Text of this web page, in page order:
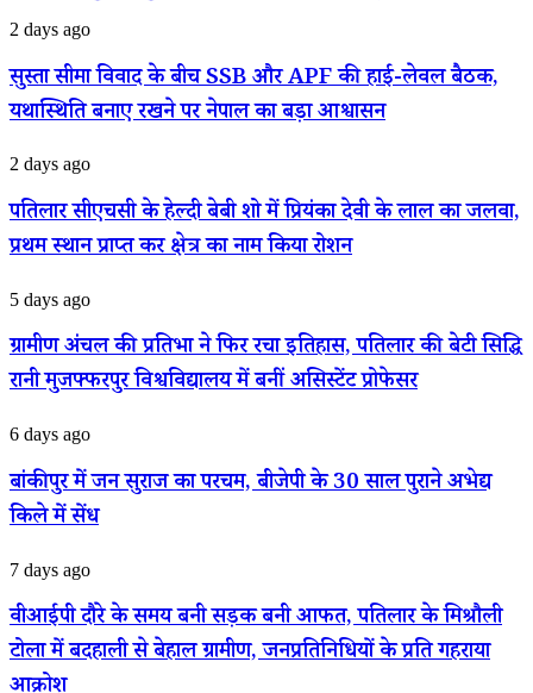
सुस्ता
विवाद
के
बीच
और
APF
की
हाई-
लेवल
बनाए
रखने
पर
नेपाल
का
आश्वासन
2 days ago
सुस्ता सीमा विवाद के बीच SSB और APF की हाई-लेवल बैठक,
यथास्थिति बनाए रखने पर नेपाल का बड़ा आश्वासन
पतिलार
के
हेल्दी
बेबी
में
प्रियंका
देवी
के
लाल
प्रथम
प्राप्त
कर
क्षेत्र
नाम
रोशन
2 days ago
पतिलार सीएचसी के हेल्दी बेबी शो में प्रियंका देवी के लाल का जलवा,
प्रथम स्थान प्राप्त कर क्षेत्र का नाम किया रोशन
ग्रामीण
की
प्रतिभा
ने
रचा
इतिहास,
पतिलार
की
बेटी
मुजफ्फरपुर
विश्वविद्यालय
में
बनीं
असिस्टेंट
प्रोफेसर
5 days ago
ग्रामीण अंचल की प्रतिभा ने फिर रचा इतिहास, पतिलार की बेटी सिद्धि
रानी मुजफ्फरपुर विश्वविद्यालय में बनीं असिस्टेंट प्रोफेसर
बांकीपुर
जन
सुराज
का
बीजेपी
के
30
साल
पुराने
अभेद्य
6 days ago
बांकीपुर में जन सुराज का परचम, बीजेपी के 30 साल पुराने अभेद्य
किले में सेंध
वीआईपी
के
समय
बनी
सड़क
7 days ago
वीआईपी दौरे के समय बनी सड़क बनी आफत, पतिलार के मिश्रौली
टोला में बदहाली से बेहाल ग्रामीण, जनप्रतिनिधियों के प्रति गहराया